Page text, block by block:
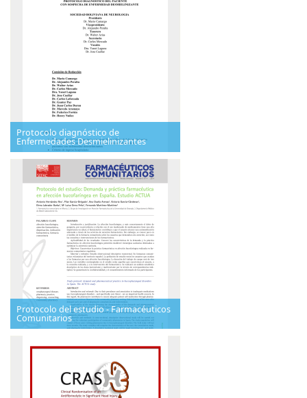
Protocolo diagnóstico de
Enfermedades Desmielinizantes
Protocolo del estudio - Farmacéuticos
Comunitarios